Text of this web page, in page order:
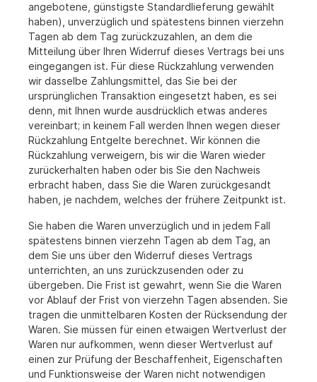
angebotene, günstigste Standardlieferung gewählt
haben), unverzüglich und spätestens binnen vierzehn
Tagen ab dem Tag zurückzuzahlen, an dem die
Mitteilung über Ihren Widerruf dieses Vertrags bei uns
eingegangen ist. Für diese Rückzahlung verwenden
wir dasselbe Zahlungsmittel, das Sie bei der
ursprünglichen Transaktion eingesetzt haben, es sei
denn, mit Ihnen wurde ausdrücklich etwas anderes
vereinbart; in keinem Fall werden Ihnen wegen dieser
Rückzahlung Entgelte berechnet. Wir können die
Rückzahlung verweigern, bis wir die Waren wieder
zurückerhalten haben oder bis Sie den Nachweis
erbracht haben, dass Sie die Waren zurückgesandt
haben, je nachdem, welches der frühere Zeitpunkt ist.
Sie haben die Waren unverzüglich und in jedem Fall
spätestens binnen vierzehn Tagen ab dem Tag, an
dem Sie uns über den Widerruf dieses Vertrags
unterrichten, an uns zurückzusenden oder zu
übergeben. Die Frist ist gewahrt, wenn Sie die Waren
vor Ablauf der Frist von vierzehn Tagen absenden. Sie
tragen die unmittelbaren Kosten der Rücksendung der
Waren. Sie müssen für einen etwaigen Wertverlust der
Waren nur aufkommen, wenn dieser Wertverlust auf
einen zur Prüfung der Beschaffenheit, Eigenschaften
und Funktionsweise der Waren nicht notwendigen